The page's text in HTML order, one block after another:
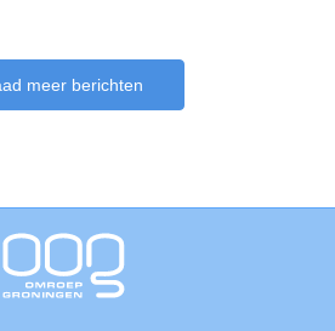
meer berichten